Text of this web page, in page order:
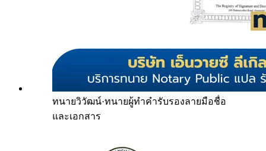
ทนายวิวัฒน์·ทนายผู้ทำคำรับรองลายมือชื่อ
และเอกสาร